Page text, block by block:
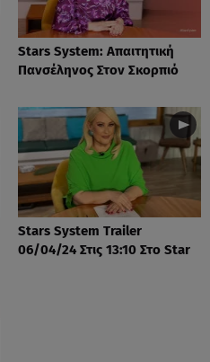
Stars System: Απαιτητική
Πανσέληνος Στον Σκορπιό
Stars System Trailer
06/04/24 Στις 13:10 Στο Star